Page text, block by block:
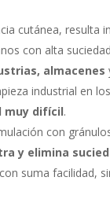
cutánea, resulta
con alta
almacenes
industrial en
muy difícil.
con
y elimina
con suma facilidad,